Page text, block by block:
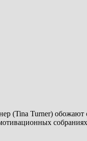
Turner) обожают